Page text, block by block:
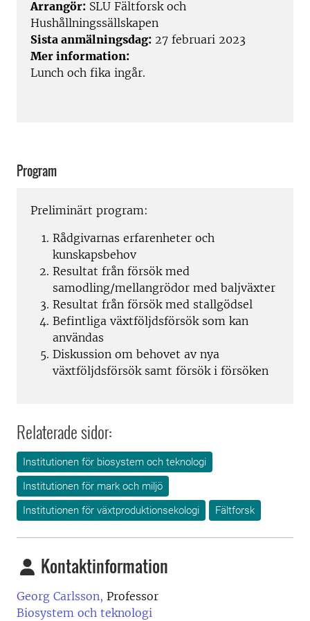
Arrangör: SLU Fältforsk och
Hushållningssällskapen
Sista anmälningsdag: 27 februari 2023
Mer information:
Lunch och fika ingår.
Program
Preliminärt program:
Rådgivarnas erfarenheter och
kunskapsbehov
Resultat från försök med
samodling/mellangrödor med baljväxter
Resultat från försök med stallgödsel
Befintliga växtföljdsförsök som kan
användas
Diskussion om behovet av nya
växtföljdsförsök samt försök i försöken
Relaterade sidor:
Institutionen för biosystem och teknologi
Institutionen för mark och miljö
Institutionen för växtproduktionsekologi
Fältforsk
Kontaktinformation
Georg Carlsson, Professor
Biosystem och teknologi